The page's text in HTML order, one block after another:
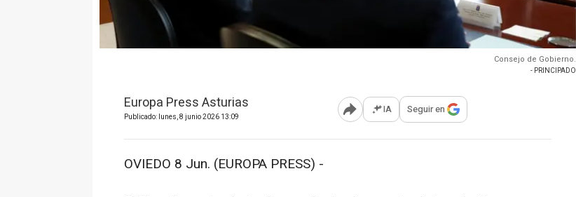
Consejo de Gobierno.
- PRINCIPADO
Europa Press Asturias
Publicado: lunes, 8 junio 2026 13:09 Abrir opciones para compartir
IA Seguir en
OVIEDO 8 Jun. (EUROPA PRESS) -